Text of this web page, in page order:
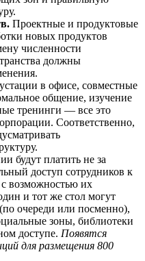
Проектные и продуктовые
новых продуктов
численности
должны
в офисе, совместные
общение, изучение
тренинги — все это
Соответственно,
будут платить не за
доступ сотрудников к
возможностью их
и тот же стол могут
очереди или посменно),
зоны, библиотеки
доступе. Появятся
для размещения 800